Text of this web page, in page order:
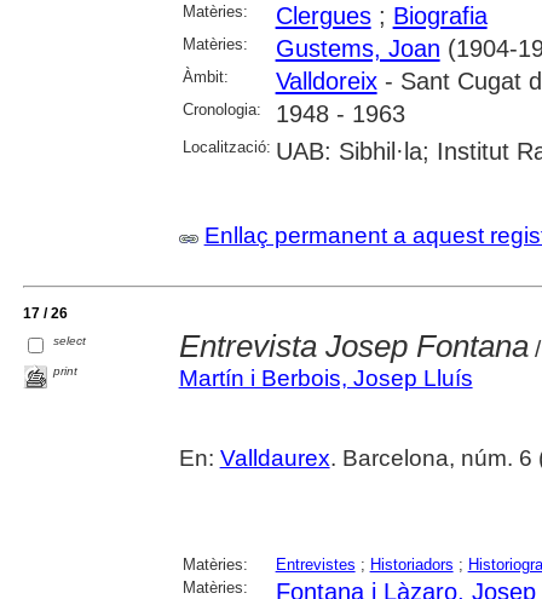
Matèries: Clergues; Biografia
Matèries: Gustems, Joan (1904-
Àmbit: Valldoreix- Sant Cugat
Cronologia: 1948 - 1963
Localització: UAB: Sibhil·la; Institut
Enllaç permanent a aquest
17 / 26
select
print
Entrevista Josep Fontana/
Martín i Berbois, Josep Lluís
En: Valldaurex. Barcelona, núm. 6
Matèries: Entrevistes ; Historiadors ;
Matèries:
Fontana i Làzaro, Josep